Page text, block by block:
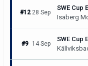
#12 28 Sep
SWE Cup
Isaberg
#9 14 Sep
SWE Cup